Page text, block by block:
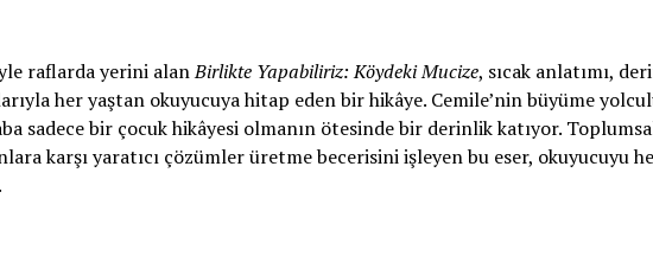
raflarda yerini alanBirlikte Yapabiliriz: Köydeki Mucize, sıcak anlatımı,
her yaştan okuyucuya hitap eden bir hikâye. Cemile’nin büyüme
sadece bir çocuk hikâyesi olmanın ötesinde bir derinlik katıyor. Toplumsal
karşı yaratıcı çözümler üretme becerisini işleyen bu eser, okuyucuyu